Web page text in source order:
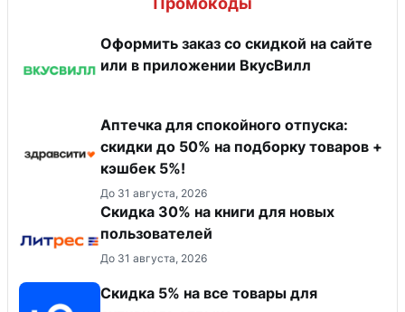
Оформить заказ со скидкой на сайте
или в приложении ВкусВилл
Аптечка для спокойного отпуска:
скидки до 50% на подборку товаров +
кэшбек 5%!
До 31 августа, 2026
Скидка 30% на книги для новых
пользователей
До 31 августа, 2026
Скидка 5% на все товары для